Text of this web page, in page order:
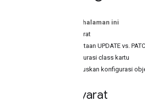
Pada halaman ini
Prasyarat
Permintaan UPDATE vs.
Konfigurasi class kartu
Meneruskan konfigurasi
Prasyarat